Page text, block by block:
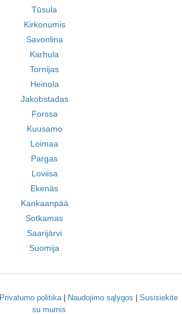
Tūsula
Kirkonumis
Savonlina
Karhula
Tornijas
Heinola
Jakobstadas
Forssa
Kuusamo
Loimaa
Pargas
Loviisa
Ekenäs
Kankaanpää
Sotkamas
Saarijärvi
Suomija
Privatumo politika| Naudojimo sąlygos
Susisiekite
su mumis